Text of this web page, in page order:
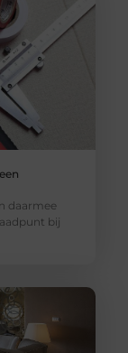
daarmee
bij